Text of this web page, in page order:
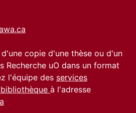
copie d'une thèse ou d'un
Recherche uO dans un format
l'équipe des services
à l'adresse